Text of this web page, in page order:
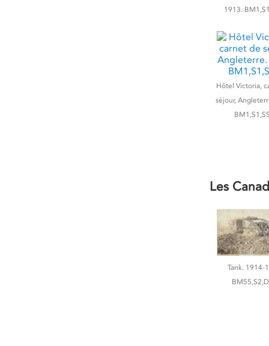
1913.
Hôtel Victoria,
séjour,
Les
Tank. 1914-